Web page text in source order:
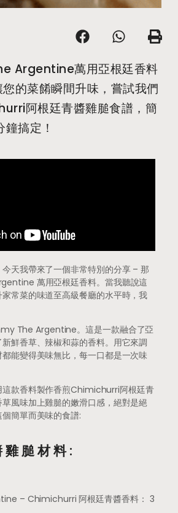
Argentine萬用亞根廷香料
的菜餚瞬間升味，嘗試我們
阿根廷青醬雞膇食譜，簡
搞定！
天我帶來了一個非常特別的分享 – 那
萬用亞根廷香料。當我聽說這
常菜的味道至高級餐廳的水平時，我
The Argentine。這是一款融合了亞
鮮香草、辣椒和蒜的香料。用它來調
能變得美味無比，每一口都是一次味
這款香料製作香煎Chimichurri阿根廷青
風味加上雞膇的嫩滑口感，絕對是絕
簡單而美味的食譜:
雞膇材料:
– Chimichurri 阿根廷青醬香料： 3